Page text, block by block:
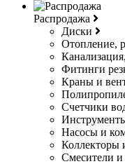
Распродажа
Диски
Отопление,
Фитинги
Краны и
Счетчики
Насосы и
Коллекторы
Смесители